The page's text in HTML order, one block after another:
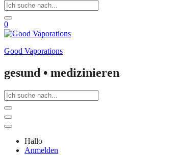
0
Good Vaporations
gesund • medizinieren
Hallo
Anmelden